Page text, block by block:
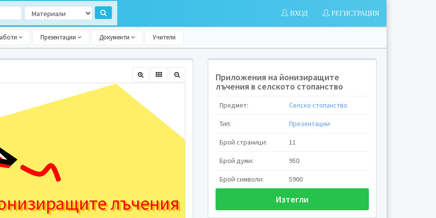
РЕГИСТРАЦИЯ
ВХОД
Презентации Документи Учители
лъчения
лъчения
Приложения на йонизиращите
лъчения в селското стопанство
Предмет: Селско стопанство
Тип: Презентации
Брой страници: 11
Брой думи: 950
Брой символи: 5900
Изтегли